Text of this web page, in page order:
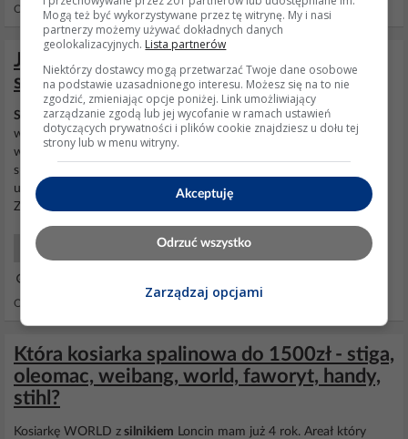
Odpowiedzi: 7 Wyświetleń: 2658
Jaka kosiarka do 1200 zł Husar? Ma ona
silnik Loncin 6.75 KM.
SilnikLoncin ma dość dobre opinie, a jak z resztą kosiarki to nie
wiem. Wszystko zależy jak intensywnie będzie używana i jak z
wygodą koszenia, czyli z wyważeniem konstrukcji kosiarki itp.
sprawy. Kosić, to na pewno będzie kosić, ale jak z wygodą
użytkowania i z trwałością reszty pozasilnikiem
to trudno określić.
Zastanowić też trzeba się jak jest...
Inne Co kupić?
Odpowiedzi: 18 Wyświetleń: 5493
Która kosiarka spalinowa do 1500zł - stiga,
oleomac, weibang, world, faworyt, handy,
stihl?
Kosiarkę WORLD z silnikiem Loncin mam już 4 rok. Areał który
Mogą też być wykorzystywane przez tę witrynę. My i nasi
partnerzy możemy używać dokładnych danych
geolokalizacyjnych. Lista partnerów
Niektórzy dostawcy mogą przetwarzać Twoje dane osobowe
na podstawie uzasadnionego interesu. Możesz się na to nie
zgodzić, zmieniając opcje poniżej. Link umożliwiający
zarządzanie zgodą lub jej wycofanie w ramach ustawień
dotyczących prywatności i plików cookie znajdziesz u dołu tej
strony lub w menu witryny.
Akceptuję
Odrzuć wszystko
Zarządzaj opcjami